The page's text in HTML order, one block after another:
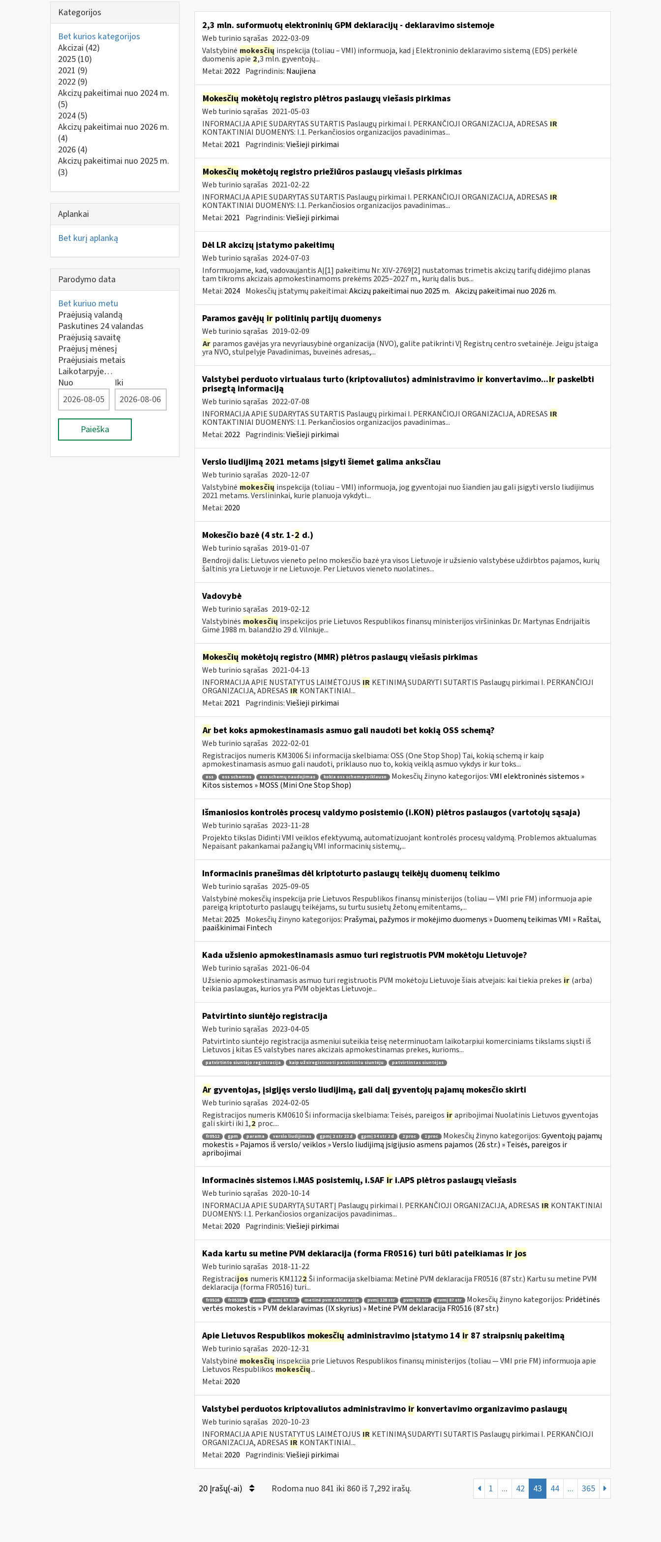
Kategorijos
Bet kurios kategorijos
Akcizai (42)
2025 (10)
2021 (9)
2022 (9)
Akcizų pakeitimai nuo 2024 m.
(5)
2024 (5)
Akcizų pakeitimai nuo 2026 m.
(4)
2026 (4)
Akcizų pakeitimai nuo 2025 m.
(3)
Aplankai
Bet kurį aplanką
Parodymo data
Bet kuriuo metu
Praėjusią valandą
Paskutines 24 valandas
Praėjusią savaitę
Praėjusį mėnesį
Praėjusiais metais
Laikotarpyje…
Nuo
Iki
Paieška
2,3 mln. suformuotų elektroninių GPM deklaracijų - deklaravimo sistemoje
Web turinio sąrašas 2022-03-09
Valstybinė mokesčių inspekcija (toliau – VMI) informuoja, kad į Elektroninio deklaravimo sistemą (EDS) perkėlė
duomenis apie2,3 mln. gyventojų...
Metai: 2022 Pagrindinis: Naujiena
Mokesčių mokėtojų registro plėtros paslaugų viešasis pirkimas
Web turinio sąrašas 2021-05-03
INFORMACIJA APIE SUDARYTAS SUTARTIS Paslaugų pirkimai I. PERKANČIOJI ORGANIZACIJA, ADRESAS IR
KONTAKTINIAI DUOMENYS: I.1. Perkančiosios organizacijos pavadinimas...
Metai: 2021 Pagrindinis:Viešieji pirkimai
Mokesčių mokėtojų registro priežiūros paslaugų viešasis pirkimas
Web turinio sąrašas 2021-02-22
INFORMACIJA APIE SUDARYTAS SUTARTIS Paslaugų pirkimai I. PERKANČIOJI ORGANIZACIJA, ADRESAS IR
KONTAKTINIAI DUOMENYS: I.1. Perkančiosios organizacijos pavadinimas...
Metai: 2021 Pagrindinis:Viešieji pirkimai
Dėl LR akcizų įstatymo pakeitimų
Web turinio sąrašas 2024-07-03
Informuojame, kad, vadovaujantis AĮ[1] pakeitimu Nr. XIV-2769[2] nustatomas trimetis akcizų tarifų didėjimo planas
tam tikroms akcizais apmokestinamoms prekėms 2025–2027 m., kurių dalis bus...
Metai: 2024 Mokesčių įstatymų pakeitimai:Akcizų pakeitimai nuo 2025 m. Akcizų pakeitimai nuo 2026 m.
Paramos gavėjų irpolitinių partijų duomenys
Web turinio sąrašas 2019-02-09
Ar paramos gavėjas yra nevyriausybinė organizacija (NVO), galite patikrinti VĮ Registrų centro svetainėje. Jeigu įstaiga
yra NVO, stulpelyje Pavadinimas, buveinės adresas,...
Valstybei perduoto virtualaus turto (kriptovaliutos) administravimo irkonvertavimo...Irpaskelbti
prisegtą informaciją
Web turinio sąrašas 2022-07-08
INFORMACIJA APIE SUDARYTAS SUTARTIS Paslaugų pirkimai I. PERKANČIOJI ORGANIZACIJA, ADRESAS IR
KONTAKTINIAI DUOMENYS: I.1. Perkančiosios organizacijos pavadinimas...
Metai: 2022 Pagrindinis:Viešieji pirkimai
Verslo liudijimą 2021 metams įsigyti šiemet galima anksčiau
Web turinio sąrašas 2020-12-07
Valstybinė mokesčių inspekcija (toliau – VMI) informuoja, jog gyventojai nuo šiandien jau gali įsigyti verslo liudijimus
2021 metams. Verslininkai, kurie planuoja vykdyti...
Metai: 2020
Mokesčio bazė (4 str. 1-2 d.)
Web turinio sąrašas 2019-01-07
Bendroji dalis: Lietuvos vieneto pelno mokesčio bazė yra visos Lietuvoje ir užsienio valstybėse uždirbtos pajamos, kurių
šaltinis yra Lietuvoje ir ne Lietuvoje. Per Lietuvos vieneto nuolatines...
Vadovybė
Web turinio sąrašas 2019-02-12
Valstybinės mokesčių inspekcijos prie Lietuvos Respublikos finansų ministerijos viršininkas Dr. Martynas Endrijaitis
Gimė 1988 m. balandžio 29 d. Vilniuje...
Mokesčių mokėtojų registro (MMR) plėtros paslaugų viešasis pirkimas
Web turinio sąrašas 2021-04-13
INFORMACIJA APIE NUSTATYTUS LAIMĖTOJUS IR KETINIMĄ SUDARYTI SUTARTIS Paslaugų pirkimai I. PERKANČIOJI
ORGANIZACIJA, ADRESAS IR KONTAKTINIAI...
Metai: 2021 Pagrindinis:Viešieji pirkimai
Arbet koks apmokestinamasis asmuo gali naudoti bet kokią OSS schemą?
Web turinio sąrašas 2022-02-01
Registracijos numeris KM3006 Ši informacija skelbiama: OSS (One Stop Shop) Tai, kokią schemą ir kaip
apmokestinamasis asmuo gali naudoti, priklauso nuo to, kokią veiklą asmuo vykdys ir kur toks...
oss oss schemos oss schemų naudojimas kokia oss schema priklauso Mokesčių žinyno kategorijos:VMI elektroninės sistemos »
Kitos sistemos » MOSS (Mini One Stop Shop)
Išmaniosios kontrolės procesų valdymo posistemio (i.KON) plėtros paslaugos (vartotojų sąsaja)
Web turinio sąrašas 2023-11-28
Projekto tikslas Didinti VMI veiklos efektyvumą, automatizuojant kontrolės procesų valdymą. Problemos aktualumas
Nepaisant pakankamai pažangių VMI informacinių sistemų,...
Informacinis pranešimas dėl kriptoturto paslaugų teikėjų duomenų teikimo
Web turinio sąrašas 2025-09-05
Valstybinė mokesčių inspekcija prie Lietuvos Respublikos finansų ministerijos (toliau — VMI prie FM) informuoja apie
pareigą kriptoturto paslaugų teikėjams, su turtu susietų žetonų emitentams,...
Metai: 2025 Mokesčių žinyno kategorijos: Prašymai, pažymos ir mokėjimo duomenys » Duomenų teikimas VMI » Raštai,
paaiškinimai Fintech
Kada užsienio apmokestinamasis asmuo turi registruotis PVM mokėtoju Lietuvoje?
Web turinio sąrašas 2021-06-04
Užsienio apmokestinamasis asmuo turi registruotis PVM mokėtoju Lietuvoje šiais atvejais: kai tiekia prekes ir (arba)
teikia paslaugas, kurios yra PVM objektas Lietuvoje...
Patvirtinto siuntėjo registracija
Web turinio sąrašas 2023-04-05
Patvirtinto siuntėjo registracija asmeniui suteikia teisę neterminuotam laikotarpiui komerciniams tikslams siųsti iš
Lietuvos į kitas ES valstybes nares akcizais apmokestinamas prekes, kurioms...
patvirtinto siuntėjo registracija kaip užsiregistruoti patvirtintu siuntėju patvirtintas siuntėjas
Argyventojas, įsigijęs verslo liudijimą, gali dalį gyventojų pajamų mokesčio skirti
Web turinio sąrašas 2024-02-05
Registracijos numeris KM0610 Ši informacija skelbiama: Teisės, pareigos ir apribojimai Nuolatinis Lietuvos gyventojas
gali skirti iki 1,2 proc....
fr0512 gpm parama verslo liudijimas gpmį 2 str 22 d gpmį 34 str 2 d 2 proc 1 proc Mokesčių žinyno kategorijos:Gyventojų pajamų
mokestis » Pajamos iš verslo/ veiklos » Verslo liudijimą įsigijusio asmens pajamos (26 str.) » Teisės, pareigos ir
apribojimai
Informacinės sistemos i.MAS posistemių, i.SAF iri.APS plėtros paslaugų viešasis
Web turinio sąrašas 2020-10-14
INFORMACIJA APIE SUDARYTĄ SUTARTĮ Paslaugų pirkimai I. PERKANČIOJI ORGANIZACIJA, ADRESAS IR KONTAKTINIAI
DUOMENYS: I.1. Perkančiosios organizacijos pavadinimas...
Metai: 2020 Pagrindinis:Viešieji pirkimai
Kada kartu su metine PVM deklaracija (forma FR0516) turi būti pateikiamas ir jos
Web turinio sąrašas 2018-11-22
Registracijos numeris KM1122 Ši informacija skelbiama: Metinė PVM deklaracija FR0516 (87 str.) Kartu su metine PVM
deklaracija (forma FR0516) turi...
fr0516 fr0516a pvm pvmį 67 str metinė pvm deklaracija pvmį 128 str pvmį 70 str pvmį 87 str Mokesčių žinyno kategorijos: Pridėtinės
vertės mokestis » PVM deklaravimas (IX skyrius) » Metinė PVM deklaracija FR0516 (87 str.)
Apie Lietuvos Respublikos mokesčių administravimo įstatymo 14 ir87 straipsnių pakeitimą
Web turinio sąrašas 2020-12-31
Valstybinė mokesčių inspekcija prie Lietuvos Respublikos finansų ministerijos (toliau — VMI prie FM) informuoja apie
Lietuvos Respublikosmokesčių...
Metai: 2020
Valstybei perduotos kriptovaliutos administravimo irkonvertavimo organizavimo paslaugų
Web turinio sąrašas 2020-10-23
INFORMACIJA APIE NUSTATYTUS LAIMĖTOJUS IR KETINIMĄ SUDARYTI SUTARTIS Paslaugų pirkimai I. PERKANČIOJI
ORGANIZACIJA, ADRESAS IR KONTAKTINIAI...
Metai: 2020 Pagrindinis:Viešieji pirkimai
20 Įrašų(-ai) Rodoma nuo 841 iki 860 iš 7,292 irašų. 1 ... 42 43 44 ... 365